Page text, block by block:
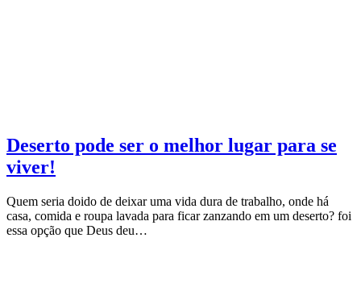
Deserto pode ser o melhor lugar para se
viver!
Quem seria doido de deixar uma vida dura de trabalho, onde há
casa, comida e roupa lavada para ficar zanzando em um deserto? foi
essa opção que Deus deu…